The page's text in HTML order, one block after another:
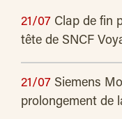
21/07 Clap de fin
tête de SNCF
21/07 Siemens
prolongement de